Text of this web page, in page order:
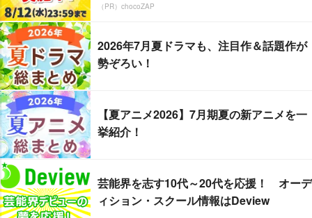
（PR）chocoZAP
2026年7月夏ドラマも、注目作＆話題作が
勢ぞろい！
【夏アニメ2026】7月期夏の新アニメを一
挙紹介！
芸能界を志す10代～20代を応援！ オーデ
ィション・スクール情報はDeview